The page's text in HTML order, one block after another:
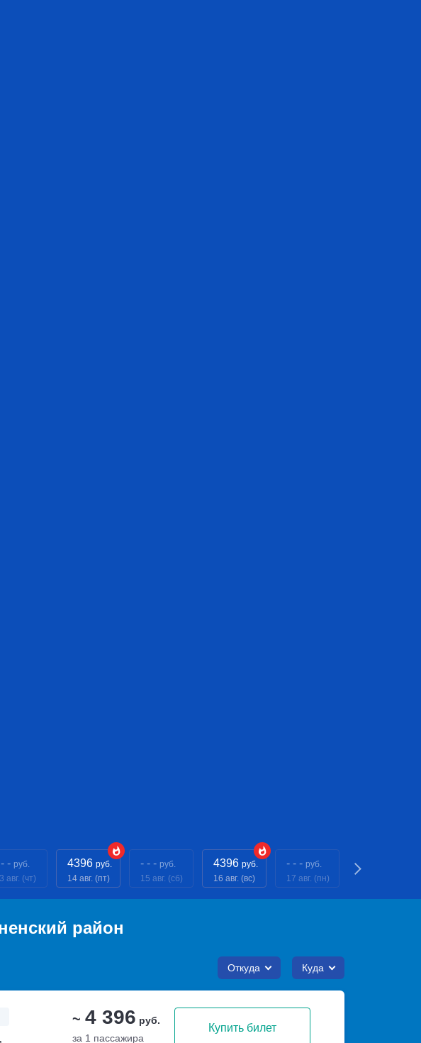
- руб.
авг. (чт)
4396 руб.
14 авг. (пт)
- - - руб.
15 авг. (сб)
4396 руб.
16 авг. (вс)
- - - руб.
17 авг. (пн)
район
Откуда Куда
~ 4 396 руб.
за 1 пассажира
Купить билет